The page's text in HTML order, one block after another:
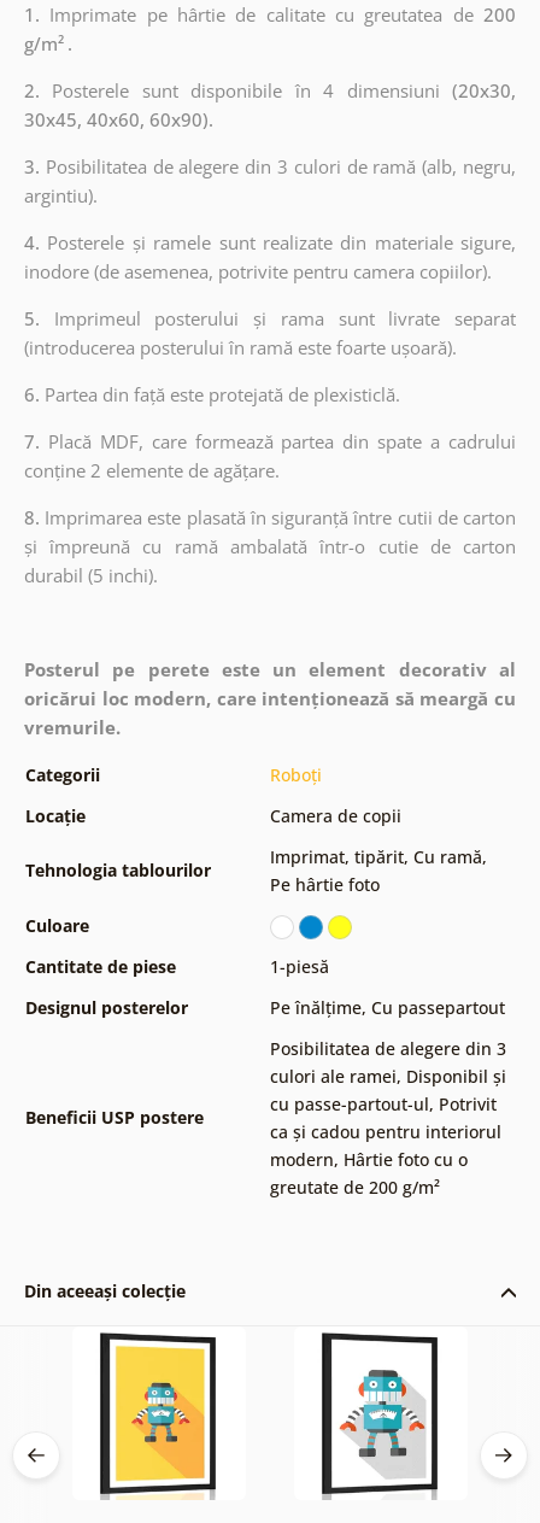
1. Imprimate pe hârtie de calitate cu greutatea de200
g/m² .
2. Posterele sunt disponibile în 4 dimensiuni (20x30,
30x45, 40x60, 60x90).
3. Posibilitatea de alegere din 3 culori de ramă (alb, negru,
argintiu).
4. Posterele și ramele sunt realizate din materiale sigure,
inodore (de asemenea, potrivite pentru camera copiilor).
5. Imprimeul posterului și rama sunt livrate separat
(introducerea posterului în ramă este foarte ușoară).
6. Partea din față este protejată de plexisticlă.
7. Placă MDF, care formează partea din spate a cadrului
conține 2 elemente de agățare.
8. Imprimarea este plasată în siguranță între cutii de carton
și împreună cu ramă ambalată într-o cutie de carton
durabil (5 inchi).
Posterul pe perete este un element decorativ al
oricărui loc modern, care intenționează să meargă cu
vremurile.
Categorii
Roboți
Locație
Camera de copii
Tehnologia tablourilor
Imprimat, tipărit, Cu ramă,
Pe hârtie foto
Culoare
Cantitate de piese
1-piesă
Designul posterelor
Pe înălțime, Cu passepartout
Beneficii USP postere
Posibilitatea de alegere din 3
culori ale ramei, Disponibil și
cu passe-partout-ul, Potrivit
ca și cadou pentru interiorul
modern, Hârtie foto cu o
greutate de 200 g/m²
Din aceeași colecție